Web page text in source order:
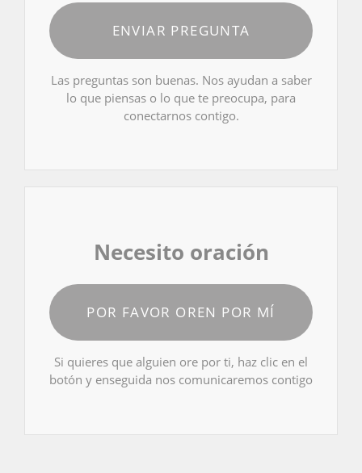
ENVIAR PREGUNTA
Las preguntas son buenas. Nos ayudan a saber
lo que piensas o lo que te preocupa, para
conectarnos contigo.
Necesito oración
POR FAVOR OREN POR MÍ
Si quieres que alguien ore por ti, haz clic en el
botón y enseguida nos comunicaremos contigo